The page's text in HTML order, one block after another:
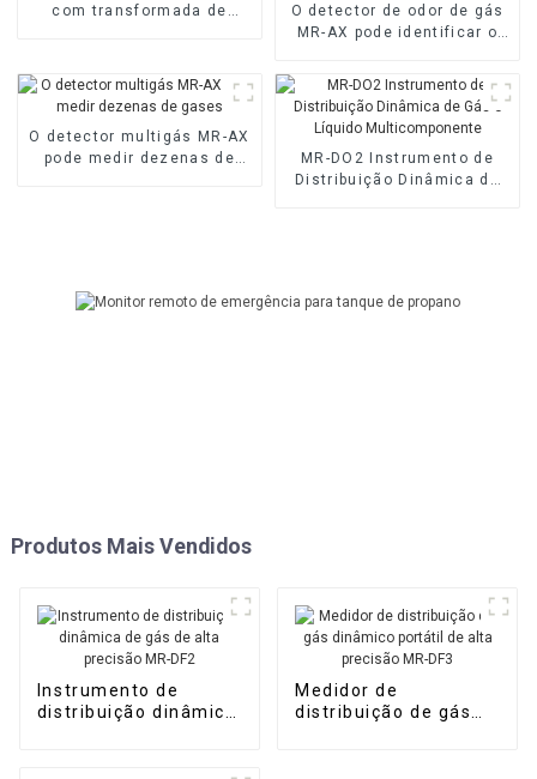
com transformada de
O detector de odor de gás
MR-AX pode identificar o
O detector multigás MR-AX
pode medir dezenas de
MR-DO2 Instrumento de
Distribuição Dinâmica de
Produtos Mais Vendidos
Instrumento de
distribuição dinâmica
Medidor de
distribuição de gás